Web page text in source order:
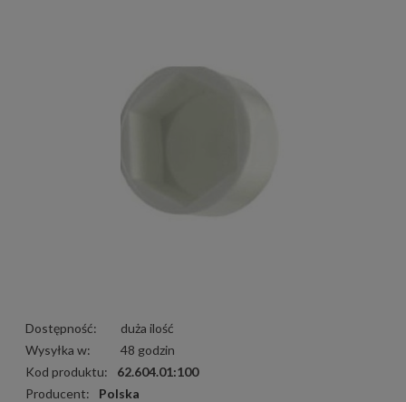
Dostępność:
duża ilość
Wysyłka w:
48 godzin
Kod produktu:
62.604.01:100
Producent:
Polska